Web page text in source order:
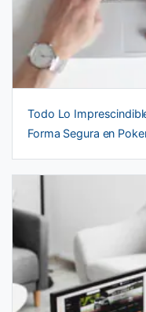
Todo Lo
Forma Segura en